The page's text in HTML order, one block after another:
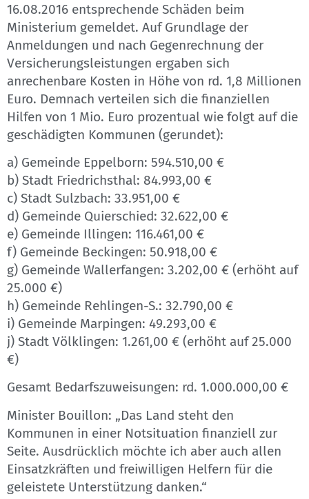
16.08.2016 entsprechende Schäden beim
Ministerium gemeldet. Auf Grundlage der
Anmeldungen und nach Gegenrechnung der
Versicherungsleistungen ergaben sich
anrechenbare Kosten in Höhe von rd. 1,8 Millionen
Euro. Demnach verteilen sich die finanziellen
Hilfen von 1 Mio. Euro prozentual wie folgt auf die
geschädigten Kommunen (gerundet):
a) Gemeinde Eppelborn: 594.510,00 €
b) Stadt Friedrichsthal: 84.993,00 €
c) Stadt Sulzbach: 33.951,00 €
d) Gemeinde Quierschied: 32.622,00 €
e) Gemeinde Illingen: 116.461,00 €
f) Gemeinde Beckingen: 50.918,00 €
g) Gemeinde Wallerfangen: 3.202,00 € (erhöht auf
25.000 €)
h) Gemeinde Rehlingen-S.: 32.790,00 €
i) Gemeinde Marpingen: 49.293,00 €
j) Stadt Völklingen: 1.261,00 € (erhöht auf 25.000
€)
Gesamt Bedarfszuweisungen: rd. 1.000.000,00 €
Minister Bouillon: „Das Land steht den
Kommunen in einer Notsituation finanziell zur
Seite. Ausdrücklich möchte ich aber auch allen
Einsatzkräften und freiwilligen Helfern für die
geleistete Unterstützung danken.“